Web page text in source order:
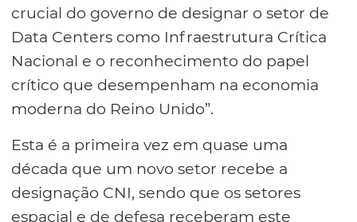
crucial do governo de designar o setor de
Data Centers como Infraestrutura Crítica
Nacional e o reconhecimento do papel
crítico que desempenham na economia
moderna do Reino Unido”.
Esta é a primeira vez em quase uma
década que um novo setor recebe a
designação CNI, sendo que os setores
espacial e de defesa receberam este